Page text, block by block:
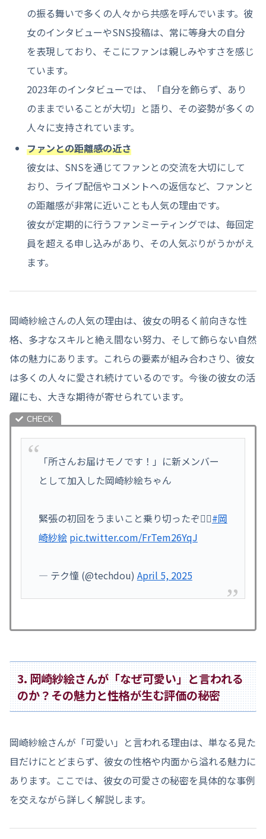
の振る舞いで多くの人々から共感を呼んでいます。彼
女のインタビューやSNS投稿は、常に等身大の自分
を表現しており、そこにファンは親しみやすさを感じ
ています。
2023年のインタビューでは、「自分を飾らず、あり
のままでいることが大切」と語り、その姿勢が多くの
人々に支持されています。
ファンとの距離感の近さ
彼女は、SNSを通じてファンとの交流を大切にして
おり、ライブ配信やコメントへの返信など、ファンと
の距離感が非常に近いことも人気の理由です。
彼女が定期的に行うファンミーティングでは、毎回定
員を超える申し込みがあり、その人気ぶりがうかがえ
ます。
岡崎紗絵さんの人気の理由は、彼女の明るく前向きな性
格、多才なスキルと絶え間ない努力、そして飾らない自然
体の魅力にあります。これらの要素が組み合わさり、彼女
は多くの人々に愛され続けているのです。今後の彼女の活
躍にも、大きな期待が寄せられています。
「所さんお届けモノです！」に新メンバー
として加入した岡崎紗絵ちゃん
緊張の初回をうまいこと乗り切ったぞ🙆‍♂️#岡
崎紗絵 pic.twitter.com/FrTem26YqJ
— テク憧 (@techdou) April 5, 2025
3. 岡崎紗絵さんが「なぜ可愛い」と言われる
のか？その魅力と性格が生む評価の秘密
岡崎紗絵さんが「可愛い」と言われる理由は、単なる見た
目だけにとどまらず、彼女の性格や内面から溢れる魅力に
あります。ここでは、彼女の可愛さの秘密を具体的な事例
を交えながら詳しく解説します。